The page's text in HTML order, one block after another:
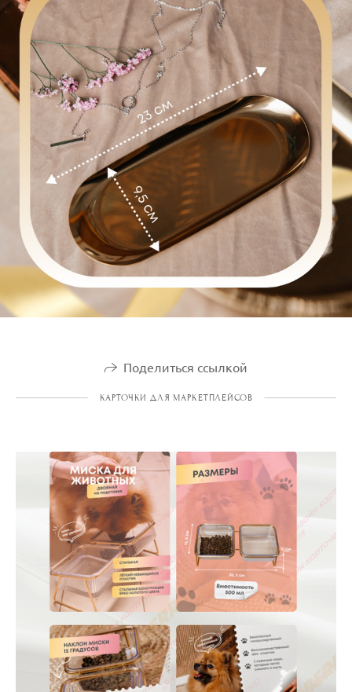
Поделиться ссылкой
КАРТОЧКИ ДЛЯ МАРКЕТПЛЕЙСОВ